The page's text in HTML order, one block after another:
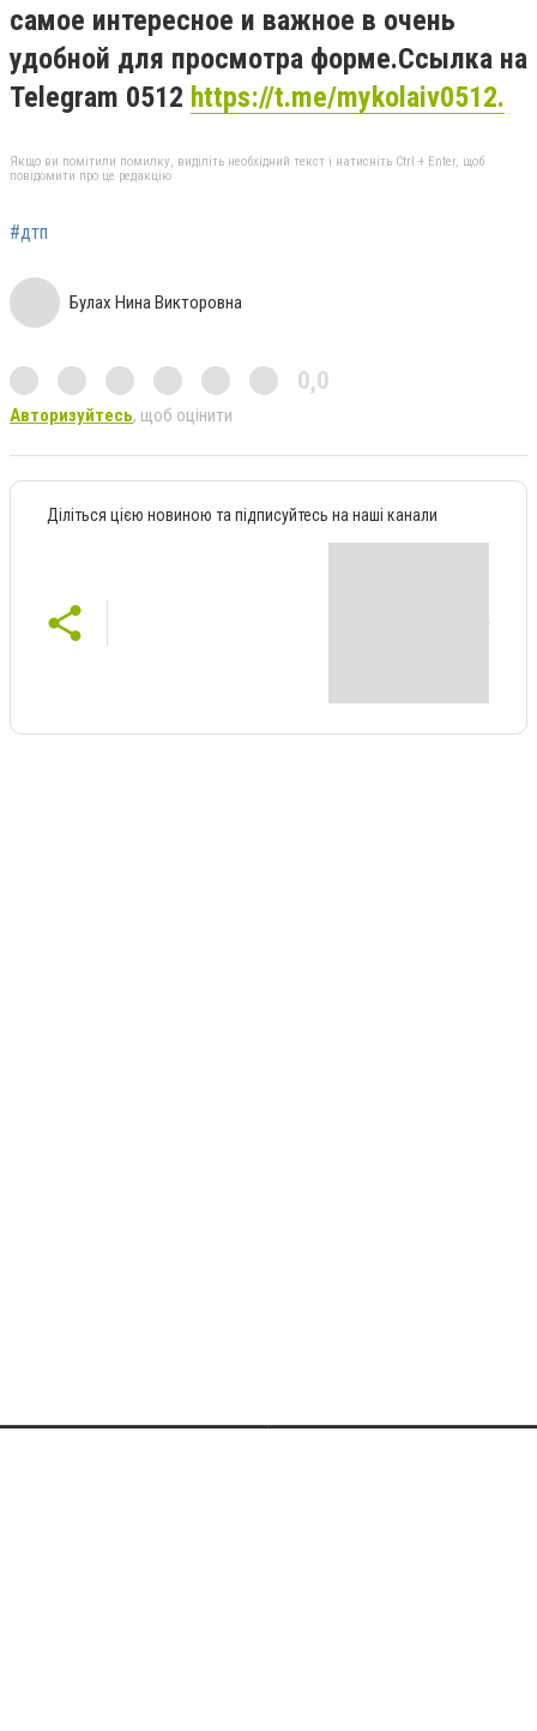
самое интересное и важное в очень
удобной для просмотра форме.Ссылка на
Telegram 0512 https://t.me/mykolaiv0512.
Якщо ви помітили помилку, виділіть необхідний текст і натисніть Ctrl + Enter, щоб
повідомити про це редакцію
#дтп
Булах Нина Викторовна
0,0
Авторизуйтесь, щоб оцінити
Діліться цією новиною та підписуйтесь на наші канали